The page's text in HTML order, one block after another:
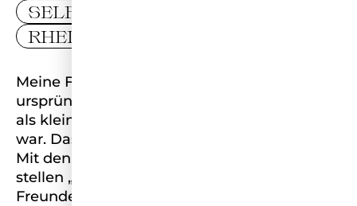
SELFLOVE
RHEINLAND-PFALZ
Meine Familie und ich wohnen in Trier und
ursprünglich sind wir aus Tunesien. Schon
als kleines Mädchen fiel auf, dass ich anders
war. Das war herausfordernd.
Mit den Jahren begann ich mir die Frage zu
stellen „Wer bin ich?“ In meinem
Freundeskreis war es üblich das sich jeder